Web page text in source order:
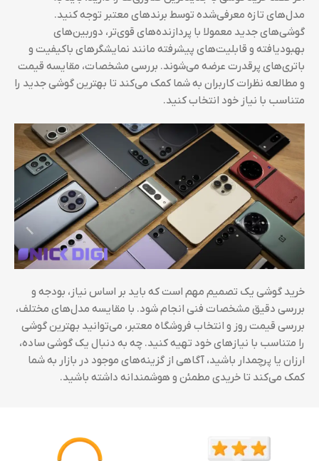
مدل‌های تازه معرفی‌شده توسط برندهای معتبر توجه کنید.
گوشی‌های جدید معمولا با پردازنده‌های قوی‌تر، دوربین‌های
بهبود‌یافته و قابلیت‌های پیشرفته مانند نمایشگرهای باکیفیت و
باتری‌های پرقدرت عرضه می‌شوند. بررسی مشخصات، مقایسه قیمت
و مطالعه نظرات کاربران به شما کمک می‌کند تا بهترین گوشی جدید را
متناسب با نیاز خود انتخاب کنید.
خرید گوشی یک تصمیم مهم است که باید بر اساس نیاز، بودجه و
بررسی دقیق مشخصات فنی انجام شود. با مقایسه مدل‌های مختلف،
بررسی قیمت روز و انتخاب فروشگاه معتبر، می‌توانید بهترین گوشی
را متناسب با نیازهای خود تهیه کنید. چه به دنبال یک گوشی ساده،
ارزان یا پرچمدار باشید، آگاهی از گزینه‌های موجود در بازار به شما
کمک می‌کند تا خریدی مطمئن و هوشمندانه داشته باشید.